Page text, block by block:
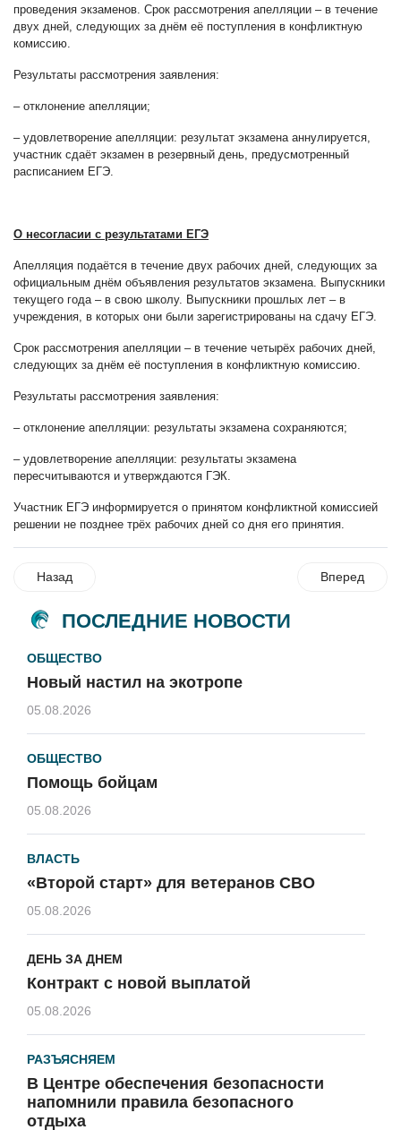
проведения экзаменов. Срок рассмотрения апелляции – в течение
двух дней, следующих за днём её поступления в конфликтную
комиссию.
Результаты рассмотрения заявления:
– отклонение апелляции;
– удовлетворение апелляции: результат экзамена аннулируется,
участник сдаёт экзамен в резервный день, предусмотренный
расписанием ЕГЭ.
О несогласии с результатами ЕГЭ
Апелляция подаётся в течение двух рабочих дней, следующих за
официальным днём объявления результатов экзамена. Выпускники
текущего года – в свою школу. Выпускники прошлых лет – в
учреждения, в которых они были зарегистрированы на сдачу ЕГЭ.
Срок рассмотрения апелляции – в течение четырёх рабочих дней,
следующих за днём её поступления в конфликтную комиссию.
Результаты рассмотрения заявления:
– отклонение апелляции: результаты экзамена сохраняются;
– удовлетворение апелляции: результаты экзамена
пересчитываются и утверждаются ГЭК.
Участник ЕГЭ информируется о принятом конфликтной комиссией
решении не позднее трёх рабочих дней со дня его принятия.
Назад Вперед
ПОСЛЕДНИЕ НОВОСТИ
ОБЩЕСТВО
Новый настил на экотропе
05.08.2026
ОБЩЕСТВО
Помощь бойцам
05.08.2026
ВЛАСТЬ
«Второй старт» для ветеранов СВО
05.08.2026
ДЕНЬ ЗА ДНЕМ
Контракт с новой выплатой
05.08.2026
РАЗЪЯСНЯЕМ
В Центре обеспечения безопасности
напомнили правила безопасного
отдыха